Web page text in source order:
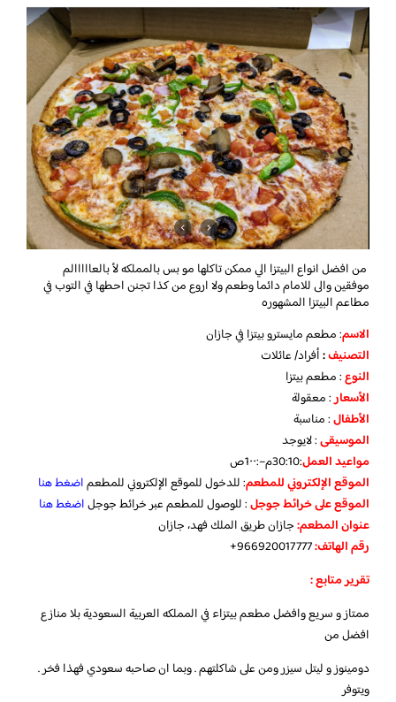
من افضل انواع البيتزا الي ممكن تاكلها مو بس بالمملكه لأ بالعااااالم
موفقين والى للامام دائما وطعم ولا اروع من كذا تجنن احطها في التوب في
مطاعم البيتزا المشهوره
الاسم: مطعم مايسترو بيتزا في جازان
التصنيف:أفراد/ عائلات
النوع: مطعم بيتزا
الأسعار: معقولة
الأطفال: مناسبة
الموسيقى: لايوجد
مواعيدالعمل:30:10م–:1٠٠ص
الموقعالإلكترونيللمطعم: للدخول للموقع الإلكتروني للمطعماضغط هنا
الموقععلىخرائطجوجل: للوصول للمطعم عبر خرائط جوجلاضغط هنا
عنوان المطعم:جازان طريق الملك فهد، جازان
رقم الهاتف:
تقرير متابع :
ممتاز و سريع وافضل مطعم بيتزاء في المملكه العربية السعودية بلا منازع
افضل من
دومينوز و ليتل سيزر ومن على شاكلتهم . وبما ان صاحبه سعودي فهذا فخر .
ويتوفر